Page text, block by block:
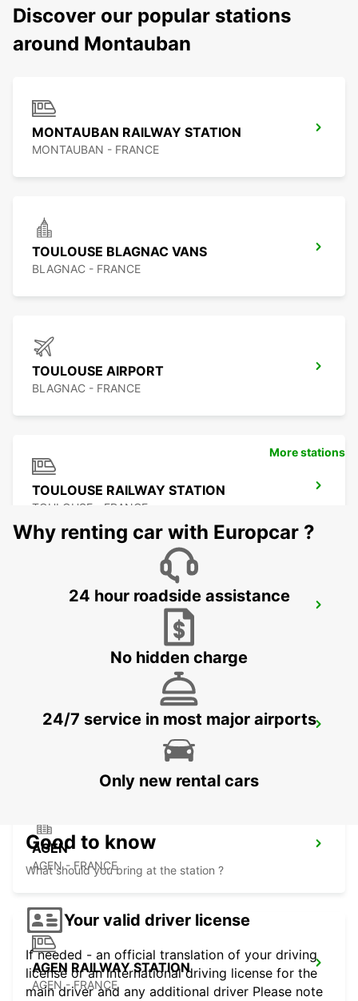
Discover our popular stations
around Montauban
MONTAUBAN RAILWAY STATION
MONTAUBAN - FRANCE
TOULOUSE BLAGNAC VANS
BLAGNAC - FRANCE
TOULOUSE AIRPORT
BLAGNAC - FRANCE
TOULOUSE RAILWAY STATION
TOULOUSE - FRANCE
TOULOUSE LABEGE
AGEN
AGEN - FRANCE
AGEN RAILWAY STATION
AGEN - FRANCE
More stations
Why renting car with Europcar ?
24 hour roadside assistance
No hidden charge
24/7 service in most major airports
Only new rental cars
Good to know
What should you bring at the station ?
Your valid driver license
If needed - an official translation of your driving
license or an international driving license for the
main driver and any additional driver Please note